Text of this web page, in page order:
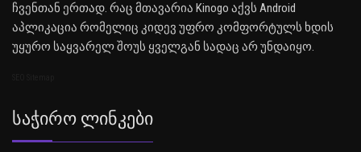
ჩვენთან ერთად. რაც მთავარია Kinogo აქვს Android
აპლიკაცია რომელიც კიდევ უფრო კომფორტულს ხდის
უყურო საყვარელ შოუს ყველგან სადაც არ უნდაიყო.
Საჭირო Ლინკები